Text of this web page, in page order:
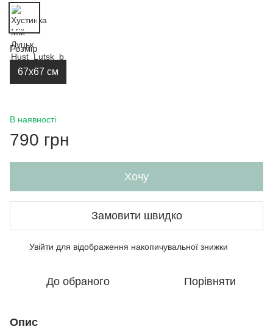
Розмір
67х67 см
В наявності
790 грн
Хочу
Замовити швидко
Увійти для відображення накопичувальної знижки
До обраного Порівняти
Опис